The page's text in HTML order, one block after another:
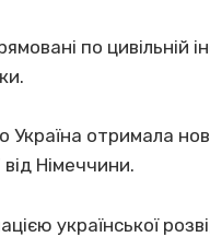
по цивільній
отримала
Німеччини.
української